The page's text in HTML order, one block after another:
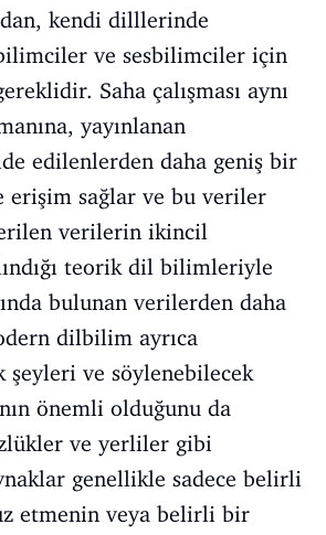
kendi dilllerinde
ve sesbilimciler için
Saha çalışması aynı
yayınlanan
edilenlerden daha geniş bir
erişim sağlar ve bu veriler
verilerin ikincil
teorik dil bilimleriyle
bulunan verilerden daha
dilbilim ayrıca
şeyleri ve söylenebilecek
önemli olduğunu da
ve yerliler gibi
genellikle sadece belirli
etmenin veya belirli bir